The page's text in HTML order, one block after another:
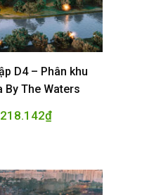
D4 – Phân khu
By The Waters
₫